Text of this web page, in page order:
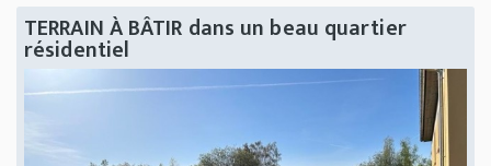
TERRAIN À BÂTIR dans un beau quartier
résidentiel